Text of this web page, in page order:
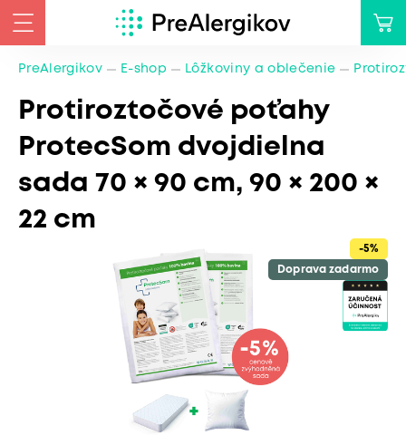
PreAlergikov E-shop Lôžkoviny a oblečenie
Protiroztočové poťahy
ProtecSom dvojdielna
sada 70 × 90 cm, 90 × 200 ×
22 cm
-5%
Doprava zadarmo